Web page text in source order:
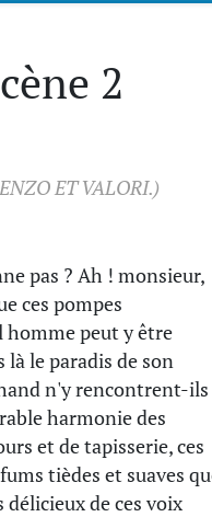
2
ET VALORI.)
pas ? Ah ! monsieur,
ces pompes
homme peut y être
le paradis de son
n'y rencontrent-ils
harmonie des
et de tapisserie, ces
tièdes et suaves
de ces voix